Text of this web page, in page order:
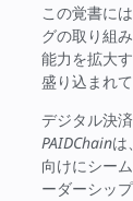
この覚書に
グの取り組
能力を拡大
盛り込まれて
デジタル決
PAIDChainは
向けにシー
ーダーシッ